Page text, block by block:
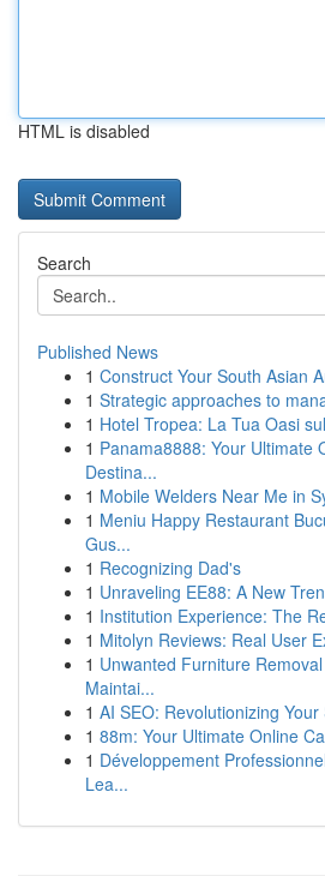
HTML is disabled
Search
Published News
1 Construct Your South Asian
1 Strategic approaches to
1 Hotel Tropea: La Tua Oasi
1 Panama8888: Your Ultimate
Destina...
1 Mobile Welders Near Me in
1 Meniu Happy Restaurant
Gus...
1 Recognizing Dad's
1 Unraveling EE88: A New
1 Institution Experience: The
1 Mitolyn Reviews: Real User
1 Unwanted Furniture
Maintai...
1 AI SEO: Revolutionizing
1 88m: Your Ultimate Online
1 Développement
Lea...